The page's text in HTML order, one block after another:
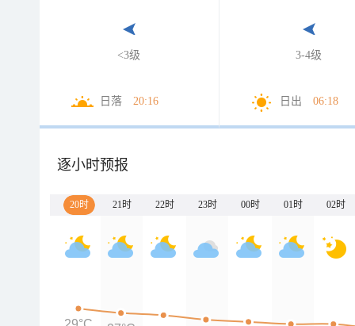
<3级
日落 20:16
3-4级
日出 06:18
逐小时预报
20时 21时 22时 23时 00时 01时 02时